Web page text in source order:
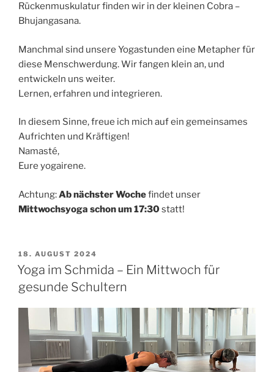
Rückenmuskulatur finden wir in der kleinen Cobra –
Bhujangasana.
Manchmal sind unsere Yogastunden eine Metapher für
diese Menschwerdung. Wir fangen klein an, und
entwickeln uns weiter.
Lernen, erfahren und integrieren.
In diesem Sinne, freue ich mich auf ein gemeinsames
Aufrichten und Kräftigen!
Namasté,
Eure yogairene.
Achtung:Ab nächster Wochefindet unser
Mittwochsyoga schon um 17:30statt!
VERÖFFENTLICHT
AM
18. AUGUST 2024
Yoga im Schmida – Ein Mittwoch für
gesunde Schultern